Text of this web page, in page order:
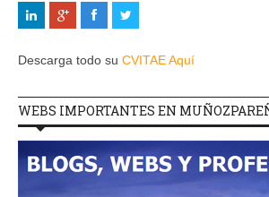
Descarga todo su CVITAE Aquí
WEBS IMPORTANTES EN